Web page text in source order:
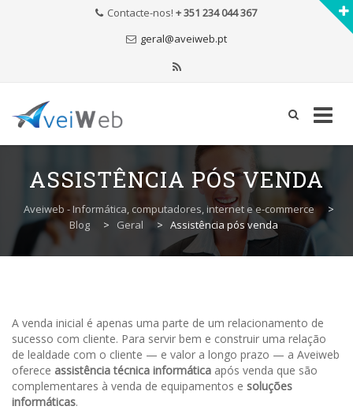
Contacte-nos! + 351 234 044 367
geral@aveiweb.pt
content
ASSISTÊNCIA PÓS VENDA
Aveiweb - Informática, computadores, internet e e-commerce
>
Blog
> Geral > Assistência pós venda
A venda inicial é apenas uma parte de um relacionamento de
sucesso com cliente. Para servir bem e construir uma relação
de lealdade com o cliente — e valor a longo prazo — a Aveiweb
oferece assistência técnica informática após venda que são
complementares à venda de equipamentos e soluções
informáticas.